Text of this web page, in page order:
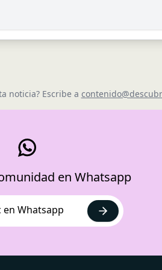
noticia? Escribe a
en Whatsapp
en Whatsapp